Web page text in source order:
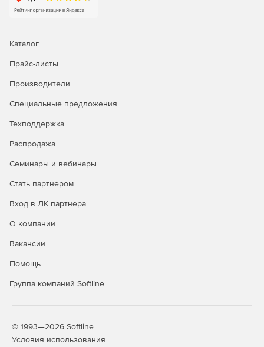
Каталог
Прайс-листы
Производители
Специальные предложения
Техподдержка
Распродажа
Семинары и вебинары
Стать партнером
Вход в ЛК партнера
О компании
Вакансии
Помощь
Группа компаний Softline
© 1993—2026 Softline
Условия использования